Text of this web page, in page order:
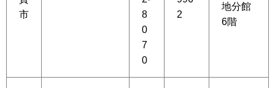
市
8
0
7
0
2
地分館
6階